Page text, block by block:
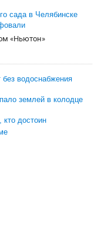
сада в Челябинске
«Ньютон»
без водоснабжения
землей в колодце
кто достоин